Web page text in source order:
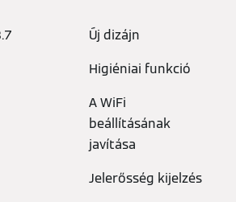
Új dizájn
Higiéniai funkció
A WiFi
beállításának
javítása
Jelerősség kijelzés